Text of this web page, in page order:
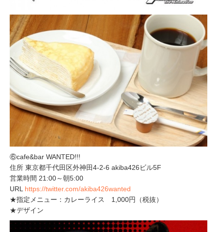
⑥cafe&bar WANTED!!!
住所 東京都千代田区外神田4-2-6 akiba426ビル5F
営業時間 21:00～朝5:00
URL https://twitter.com/akiba426wanted
★指定メニュー：カレーライス 1,000円（税抜）
★デザイン